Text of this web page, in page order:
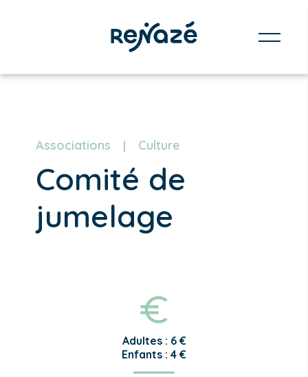
Associations Culture
Comité de
jumelage
Adultes : 6 €
Enfants : 4 €